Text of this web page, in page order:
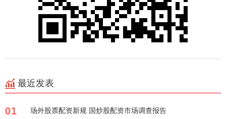
最近发表
01 场外股票配资新规 国炒股配资市场调查报告